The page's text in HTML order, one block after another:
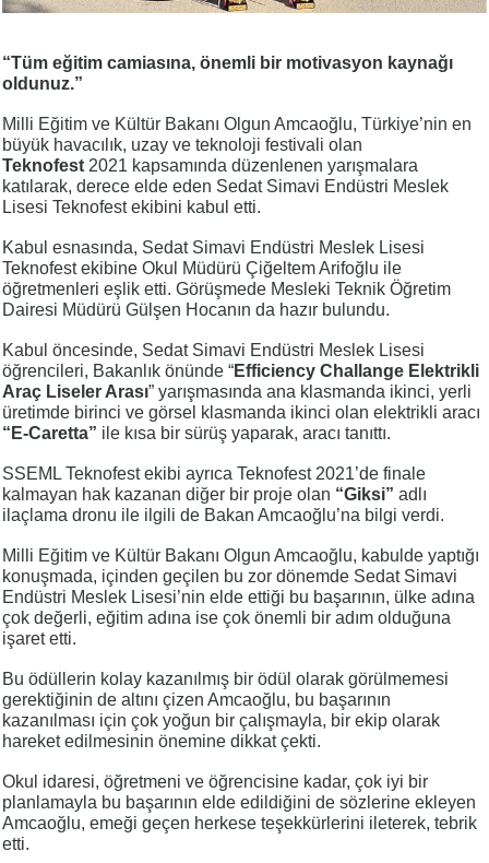
“Tüm eğitim camiasına, önemli bir motivasyon kaynağı
oldunuz.”
Milli Eğitim ve Kültür Bakanı Olgun Amcaoğlu, Türkiye’nin en
büyük havacılık, uzay ve teknoloji festivali olan
Teknofest 2021 kapsamında düzenlenen yarışmalara
katılarak, derece elde eden Sedat Simavi Endüstri Meslek
Lisesi Teknofest ekibini kabul etti.
Kabul esnasında, Sedat Simavi Endüstri Meslek Lisesi
Teknofest ekibine Okul Müdürü Çiğeltem Arifoğlu ile
öğretmenleri eşlik etti. Görüşmede Mesleki Teknik Öğretim
Dairesi Müdürü Gülşen Hocanın da hazır bulundu.
Kabul öncesinde, Sedat Simavi Endüstri Meslek Lisesi
öğrencileri, Bakanlık önünde “Efficiency Challange Elektrikli
Araç Liseler Arası” yarışmasında ana klasmanda ikinci, yerli
üretimde birinci ve görsel klasmanda ikinci olan elektrikli aracı
“E-Caretta” ile kısa bir sürüş yaparak, aracı tanıttı.
SSEML Teknofest ekibi ayrıca Teknofest 2021’de finale
kalmayan hak kazanan diğer bir proje olan “Giksi” adlı
ilaçlama dronu ile ilgili de Bakan Amcaoğlu’na bilgi verdi.
Milli Eğitim ve Kültür Bakanı Olgun Amcaoğlu, kabulde yaptığı
konuşmada, içinden geçilen bu zor dönemde Sedat Simavi
Endüstri Meslek Lisesi’nin elde ettiği bu başarının, ülke adına
çok değerli, eğitim adına ise çok önemli bir adım olduğuna
işaret etti.
Bu ödüllerin kolay kazanılmış bir ödül olarak görülmemesi
gerektiğinin de altını çizen Amcaoğlu, bu başarının
kazanılması için çok yoğun bir çalışmayla, bir ekip olarak
hareket edilmesinin önemine dikkat çekti.
Okul idaresi, öğretmeni ve öğrencisine kadar, çok iyi bir
planlamayla bu başarının elde edildiğini de sözlerine ekleyen
Amcaoğlu, emeği geçen herkese teşekkürlerini ileterek, tebrik
etti.